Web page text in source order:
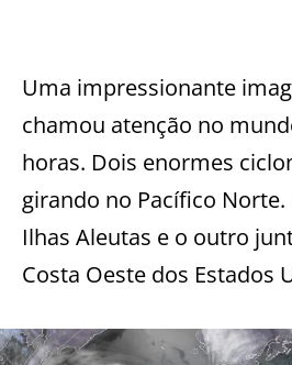
Uma impressionante
chamou atenção no
horas. Dois enormes
girando no Pacífico
Ilhas Aleutas e o outro
Costa Oeste dos Estados